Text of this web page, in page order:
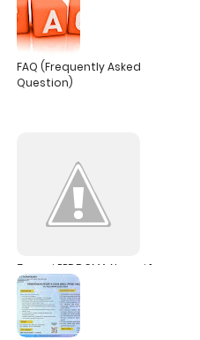
FAQ (Frequently Asked
Question)
Zonasi PPDB SMA Negeri 1
Purwodadi Tahun Pelajaran
2023/ 2024